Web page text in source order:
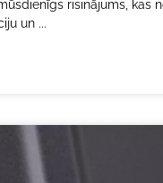
risinājums, kas
un